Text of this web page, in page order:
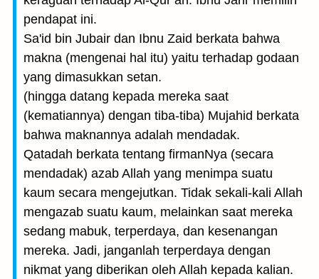
pendapat ini.
Sa'id bin Jubair dan Ibnu Zaid berkata bahwa
makna (mengenai hal itu) yaitu terhadap godaan
yang dimasukkan setan.
(hingga datang kepada mereka saat
(kematiannya) dengan tiba-tiba) Mujahid berkata
bahwa maknannya adalah mendadak.
Qatadah berkata tentang firmanNya (secara
mendadak) azab Allah yang menimpa suatu
kaum secara mengejutkan. Tidak sekali-kali Allah
mengazab suatu kaum, melainkan saat mereka
sedang mabuk, terperdaya, dan kesenangan
mereka. Jadi, janganlah terperdaya dengan
nikmat yang diberikan oleh Allah kepada kalian.